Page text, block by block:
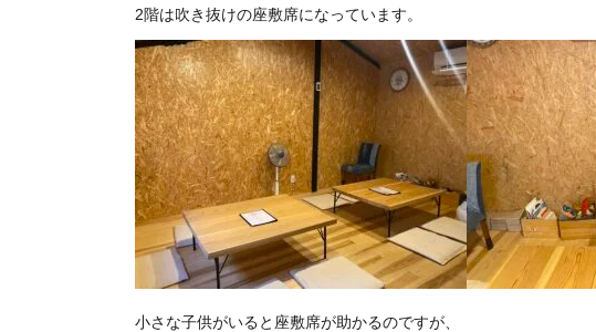
2階は吹き抜けの座敷席になっています。
小さな子供がいると座敷席が助かるのですが、